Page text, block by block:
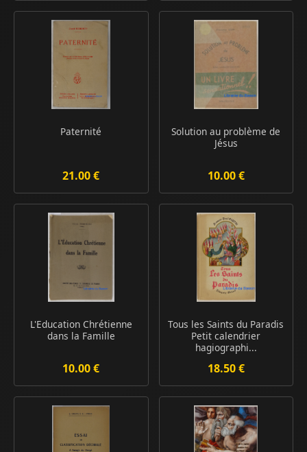
Paternité
21.00 €
Solution au problème de
Jésus
10.00 €
L'Education Chrétienne
dans la Famille
10.00 €
Tous les Saints du Paradis
Petit calendrier
hagiographi...
18.50 €